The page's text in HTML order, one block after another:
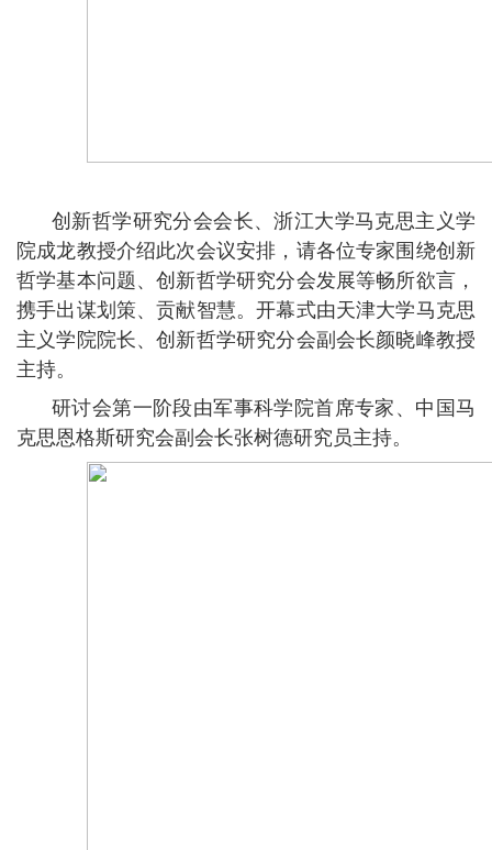
创新哲学研究分会会长、浙江大学马克思主义学
院成龙教授介绍此次会议安排，请各位专家围绕创新
哲学基本问题、创新哲学研究分会发展等畅所欲言，
携手出谋划策、贡献智慧。开幕式由天津大学马克思
主义学院院长、创新哲学研究分会副会长颜晓峰教授
主持。
研讨会第一阶段由军事科学院首席专家、中国马
克思恩格斯研究会副会长张树德研究员主持。